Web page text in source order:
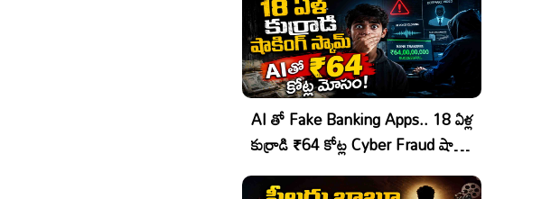
AI తో Fake Banking Apps.. 18 ఏళ్ల
కుర్రాడి ₹64 కోట్ల Cyber Fraud షాకింగ్
ఆపరేషన్!